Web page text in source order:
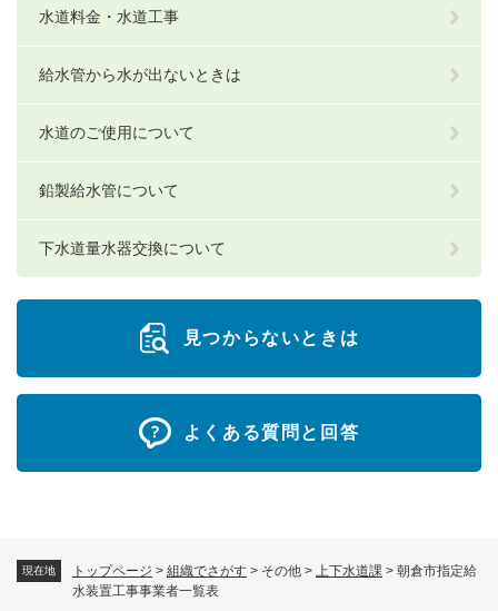
現在地 トップページ > 組織でさがす > その他 > 上下水道課 > 朝倉市指定給
水装置工事事業者一覧表
水道料金・水道工事
給水管から水が出ないときは
水道のご使用について
鉛製給水管について
下水道量水器交換について
見つからないときは
よくある質問と回答